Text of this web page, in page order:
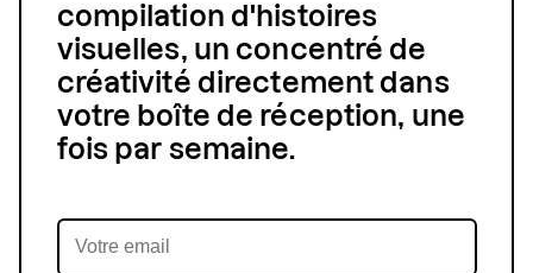
compilation d'histoires
visuelles, un concentré de
créativité directement dans
votre boîte de réception, une
fois par semaine.